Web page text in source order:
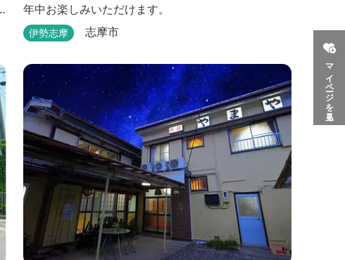
マイページを見る
年中お楽しみいただけます。
伊勢志摩 志摩市